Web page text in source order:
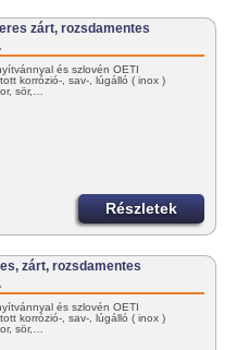
zárt, rozsdamentes
és szlovén OÉTI
korrózió-, sav-, lúgálló ( inox )
sör,…
Részletek
zárt, rozsdamentes
és szlovén OÉTI
korrózió-, sav-, lúgálló ( inox )
sör,…